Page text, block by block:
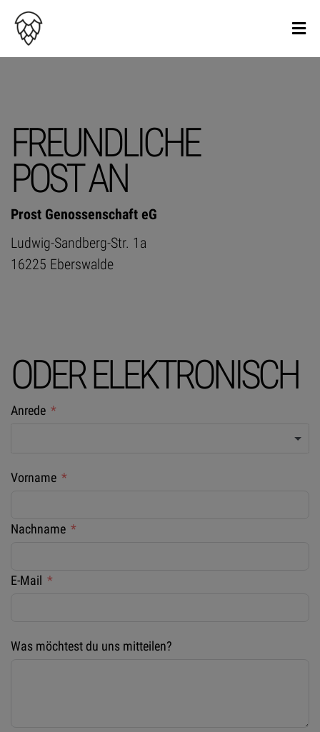
FREUNDLICHE
POST AN
Prost Genossenschaft eG
Ludwig-Sandberg-Str. 1a
16225 Eberswalde
ODER ELEKTRONISCH
Anrede
Vorname
Nachname
E-Mail
Was möchtest du uns mitteilen?